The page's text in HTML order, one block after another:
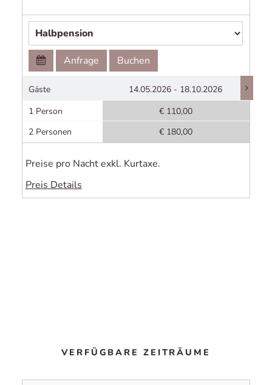
Anfrage Buchen
Gäste
1 Person
2 Personen
14.05.2026 - 18.10.2026
€ 110,00
€ 180,00
Preise pro Nacht exkl. Kurtaxe.
Preis Details
VERFÜGBARE ZEITRÄUME